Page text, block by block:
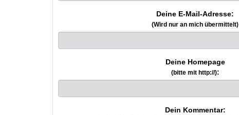
Deine E-Mail-Adresse:
(Wird nur an mich übermittelt)
Deine Homepage
(bitte mit http://):
Dein Kommentar: